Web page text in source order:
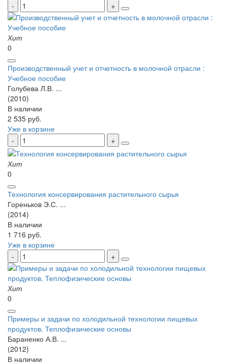
Хит
0
Производственный учет и отчетность в молочной отрасли :
Учебное пособие
Голубева Л.В. ...
(2010)
В наличии
2 535 руб.
Уже в корзине
Хит
0
Технология консервирования растительного сырья
Гореньков Э.С. ...
(2014)
В наличии
1 716 руб.
Уже в корзине
Хит
0
Примеры и задачи по холодильной технологии пищевых
продуктов. Теплофизические основы
Бараненко А.В. ...
(2012)
В наличии